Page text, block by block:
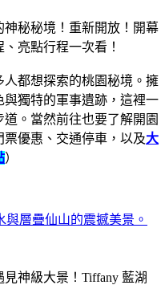
人都想探索的桃園秘境。擁
獨特的軍事遺跡，這裡一
。當然前往也要了解開園
優惠、交通停車，以及大
）
層疊仙山的震撼美景。